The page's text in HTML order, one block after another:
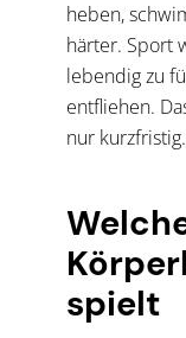
heben,
härter. Sport
lebendig zu
entfliehen.
nur
spielt